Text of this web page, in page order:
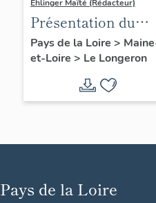
Ehlinger Maïté (Rédacteur)
Présentation du
patrimoine
industriel de la
commune du
Longeron
Pays de la Loire >
et-Loire > Le Longeron
Pays de la Loire